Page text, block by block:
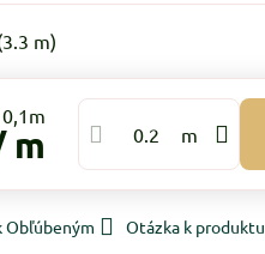
3.3 m)
m m
Obľúbeným Otázka k produktu